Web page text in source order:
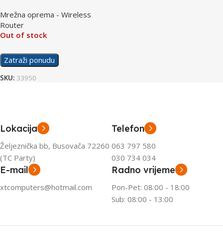
Mrežna oprema - Wireless
Router
Out of stock
Zatraži ponudu
SKU: 33950
Lokacija
Željeznička bb, Busovača 72260
(TC Party)
Telefon
063 797 580
030 734 034
E-mail
xtcomputers@hotmail.com
Radno vrijeme
Pon-Pet: 08:00 - 18:00
Sub: 08:00 - 13:00